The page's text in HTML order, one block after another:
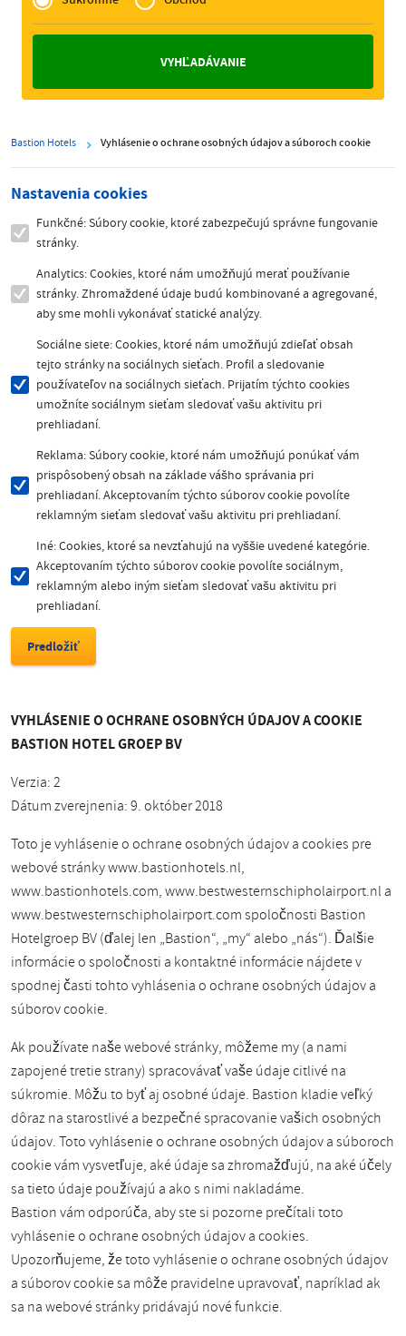
Zakelijk
Bastion Hotels Vyhlásenie o ochrane osobných údajov a súboroch cookie
Nastavenia cookies
Funkčné: Súbory cookie, ktoré zabezpečujú správne fungovanie
stránky.
Analytics: Cookies, ktoré nám umožňujú merať používanie
stránky. Zhromaždené údaje budú kombinované a agregované,
aby sme mohli vykonávať statické analýzy.
Sociálne siete: Cookies, ktoré nám umožňujú zdieľať obsah
tejto stránky na sociálnych sieťach. Profil a sledovanie
používateľov na sociálnych sieťach. Prijatím týchto cookies
umožníte sociálnym sieťam sledovať vašu aktivitu pri
prehliadaní.
Reklama: Súbory cookie, ktoré nám umožňujú ponúkať vám
prispôsobený obsah na základe vášho správania pri
prehliadaní. Akceptovaním týchto súborov cookie povolíte
reklamným sieťam sledovať vašu aktivitu pri prehliadaní.
Iné: Cookies, ktoré sa nevzťahujú na vyššie uvedené kategórie.
Akceptovaním týchto súborov cookie povolíte sociálnym,
reklamným alebo iným sieťam sledovať vašu aktivitu pri
prehliadaní.
VYHLÁSENIE O OCHRANE OSOBNÝCH ÚDAJOV A COOKIE
BASTION HOTEL GROEP BV
Verzia: 2
Dátum zverejnenia: 9. október 2018
Toto je vyhlásenie o ochrane osobných údajov a cookies pre
webové stránky www.bastionhotels.nl,
www.bastionhotels.com, www.bestwesternschipholairport.nl a
www.bestwesternschipholairport.com spoločnosti Bastion
Hotelgroep BV (ďalej len „Bastion“, „my“ alebo „nás“). Ďalšie
informácie o spoločnosti a kontaktné informácie nájdete v
spodnej časti tohto vyhlásenia o ochrane osobných údajov a
súborov cookie.
Ak používate naše webové stránky, môžeme my (a nami
zapojené tretie strany) spracovávať vaše údaje citlivé na
súkromie. Môžu to byť aj osobné údaje. Bastion kladie veľký
dôraz na starostlivé a bezpečné spracovanie vašich osobných
údajov. Toto vyhlásenie o ochrane osobných údajov a súboroch
cookie vám vysvetľuje, aké údaje sa zhromažďujú, na aké účely
sa tieto údaje používajú a ako s nimi nakladáme.
Bastion vám odporúča, aby ste si pozorne prečítali toto
vyhlásenie o ochrane osobných údajov a cookies.
Upozorňujeme, že toto vyhlásenie o ochrane osobných údajov
a súborov cookie sa môže pravidelne upravovať, napríklad ak
sa na webové stránky pridávajú nové funkcie.